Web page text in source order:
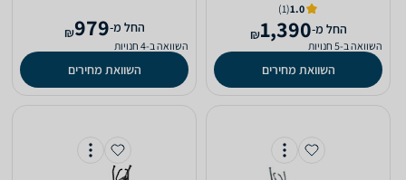
1.0
(1)
‫החל מ-1,390
₪
השוואה ב-5 חנויות
השוואת מחירים
‫החל מ-979
₪
השוואה ב-4 חנויות
השוואת מחירים